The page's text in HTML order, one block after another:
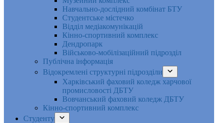
Навчально-дослідний комбінат БТУ
Студентське містечко
Відділ медіакомунікацій
Кінно-спортивний комплекс
Дендропарк
Військово-мобілізаційний підрозділ
Публічна інформація
Відокремлені структурні підрозділи
Харківський фаховий коледж харчової
промисловості ДБТУ
Вовчанський фаховий коледж ДБТУ
Кінно-спортивний комплекс
Студенту